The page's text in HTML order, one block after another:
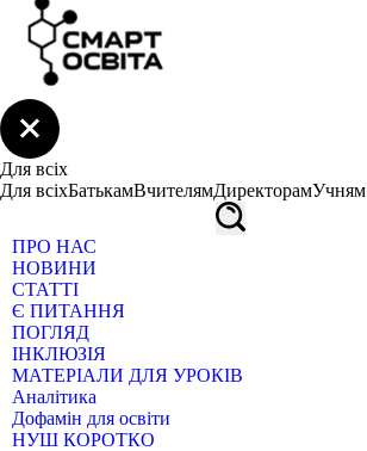
Для всіх
Для всіхБатькамВчителямДиректорамУчням
ПРО НАС
НОВИНИ
СТАТТІ
Є ПИТАННЯ
ПОГЛЯД
ІНКЛЮЗІЯ
МАТЕРІАЛИ ДЛЯ УРОКІВ
Аналітика
Дофамін для освіти
НУШ КОРОТКО